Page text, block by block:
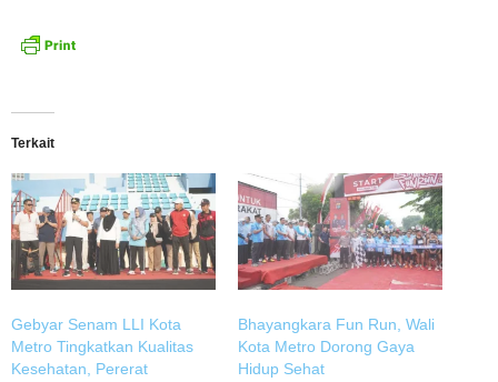
Terkait
Gebyar Senam LLI Kota
Metro Tingkatkan Kualitas
Kesehatan, Pererat
Bhayangkara Fun Run, Wali
Kota Metro Dorong Gaya
Hidup Sehat